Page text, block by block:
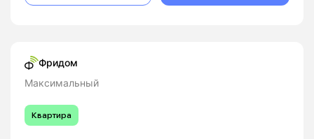
Фридом
Максимальный
Квартира